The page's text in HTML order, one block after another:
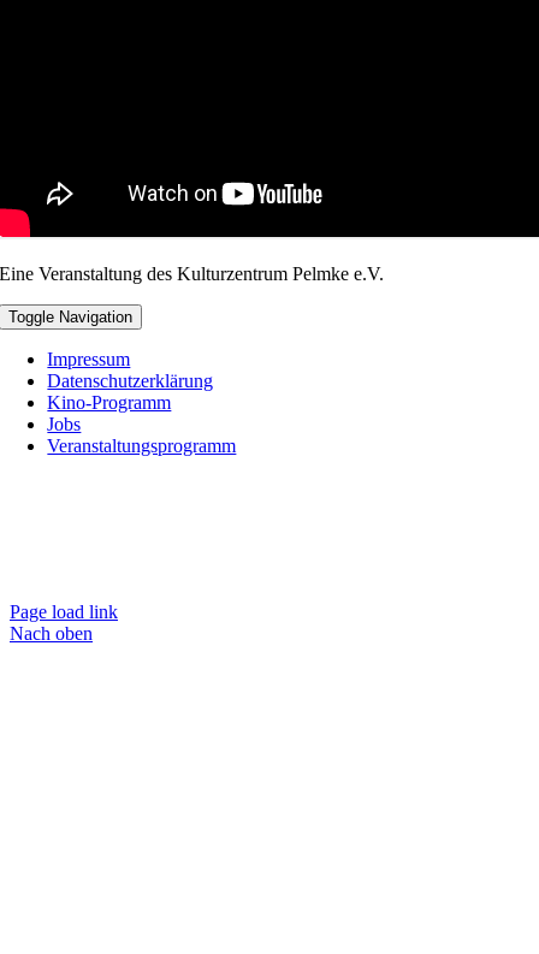
Eine Veranstaltung des Kulturzentrum Pelmke e.V.
Toggle Navigation
Impressum
Datenschutzerklärung
Kino-Programm
Jobs
Veranstaltungsprogramm
Page load link
Nach oben